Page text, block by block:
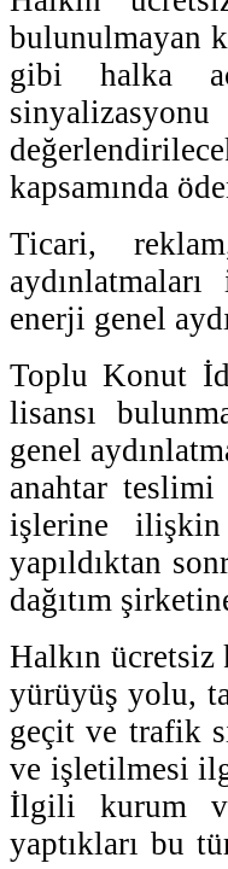
bulunulmayan
gibi halka
kapsamında
Ticari,
enerji genel
Toplu Konut
lisansı
genel
anahtar
işlerine ilişkin
yapıldıktan
dağıtım
Halkın ücretsiz
yürüyüş yolu,
geçit ve trafik
ve işletilmesi
İlgili kurum
yaptıkları bu